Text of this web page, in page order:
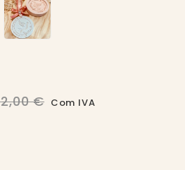
12,00 € Com IVA